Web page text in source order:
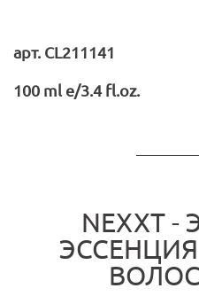
арт. CL211141
100 ml e/3.4 fl.oz.
NEXXT